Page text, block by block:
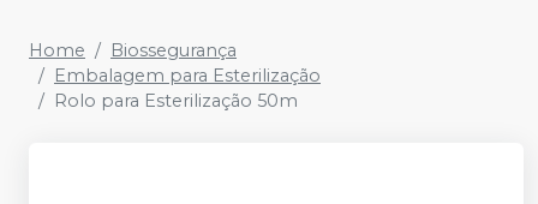
Home
Biossegurança
Embalagem para Esterilização
Rolo para Esterilização 50m